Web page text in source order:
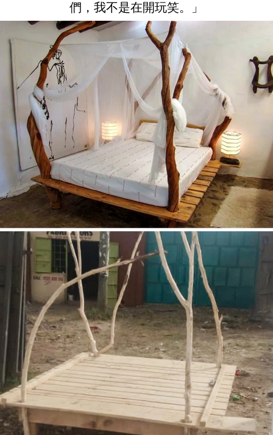
們，我不是在開玩笑。」